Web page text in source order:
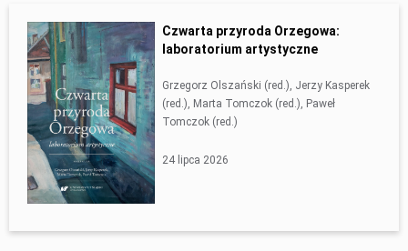
Czwarta przyroda Orzegowa:
laboratorium artystyczne
Grzegorz Olszański (red.), Jerzy Kasperek
(red.), Marta Tomczok (red.), Paweł
Tomczok (red.)
24 lipca 2026